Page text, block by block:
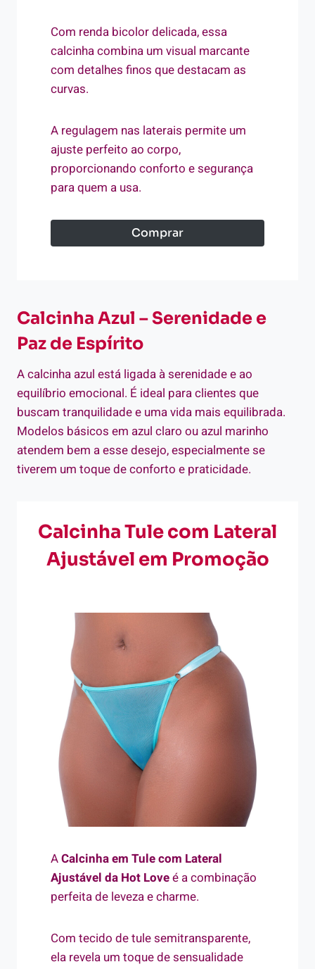
Com renda bicolor delicada, essa
calcinha combina um visual marcante
com detalhes finos que destacam as
curvas.
A regulagem nas laterais permite um
ajuste perfeito ao corpo,
proporcionando conforto e segurança
para quem a usa.
Comprar
Calcinha Azul – Serenidade e
Paz de Espírito
A calcinha azul está ligada à serenidade e ao
equilíbrio emocional. É ideal para clientes que
buscam tranquilidade e uma vida mais equilibrada.
Modelos básicos em azul claro ou azul marinho
atendem bem a esse desejo, especialmente se
tiverem um toque de conforto e praticidade.
Calcinha Tule com Lateral
Ajustável em Promoção
ACalcinha em Tule com Lateral
Ajustável da Hot Loveé a combinação
perfeita de leveza e charme.
Com tecido de tule semitransparente,
ela revela um toque de sensualidade